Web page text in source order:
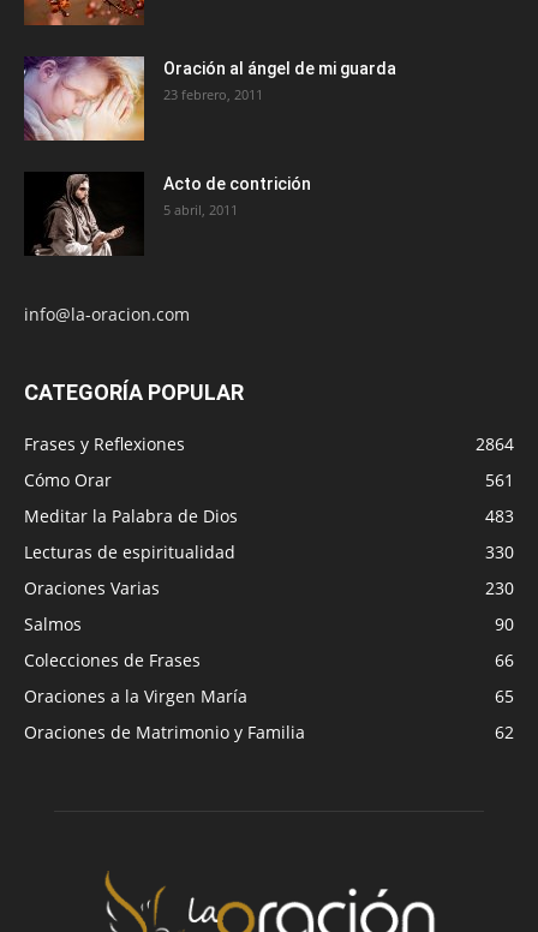
Oración al ángel de mi guarda
23 febrero, 2011
Acto de contrición
5 abril, 2011
info@la-oracion.com
CATEGORÍA POPULAR
Frases y Reflexiones
2864
Cómo Orar
561
Meditar la Palabra de Dios
483
Lecturas de espiritualidad
330
Oraciones Varias
230
Salmos
90
Colecciones de Frases
66
Oraciones a la Virgen María
65
Oraciones de Matrimonio y Familia
62